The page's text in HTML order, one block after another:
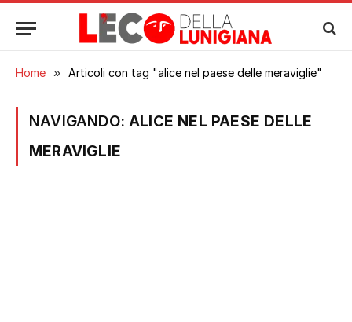
Home » Articoli con tag "alice nel paese delle meraviglie"
NAVIGANDO:ALICE NEL PAESE DELLE
MERAVIGLIE